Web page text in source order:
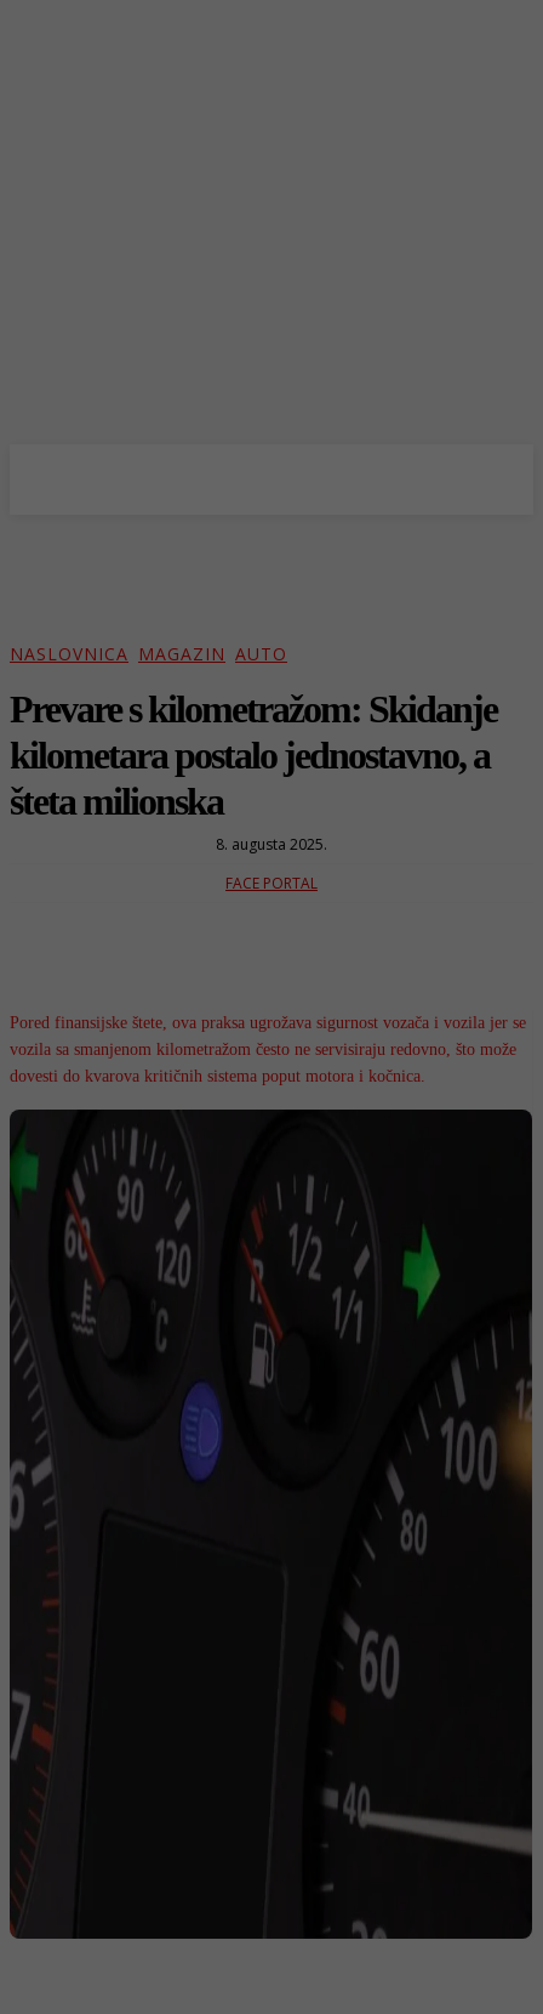
NASLOVNICA MAGAZIN AUTO
Prevare s kilometražom: Skidanje
kilometara postalo jednostavno, a
šteta milionska
8. augusta 2025.
FACE PORTAL
Pored finansijske štete, ova praksa ugrožava sigurnost vozača i vozila jer se
vozila sa smanjenom kilometražom često ne servisiraju redovno, što može
dovesti do kvarova kritičnih sistema poput motora i kočnica.